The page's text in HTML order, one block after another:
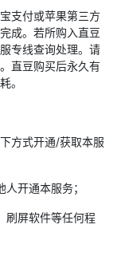
支付或苹果第三方
成。若所购入直豆
专线查询处理。请
直豆购买后永久有
。
方式开通/获取本服
开通本服务；
刷屏软件等任何程